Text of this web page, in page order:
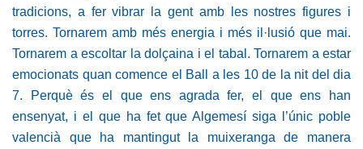
tradicions, a fer vibrar la gent amb les nostres figures i
torres. Tornarem amb més energia i més il·lusió que mai.
Tornarem a escoltar la dolçaina i el tabal. Tornarem a estar
emocionats quan comence el Ball a les 10 de la nit del dia
7. Perquè és el que ens agrada fer, el que ens han
ensenyat, i el que ha fet que Algemesí siga l’únic poble
valencià que ha mantingut la muixeranga de manera